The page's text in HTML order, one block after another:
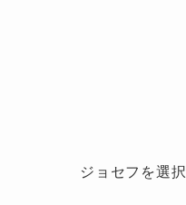
ジョセフを選択